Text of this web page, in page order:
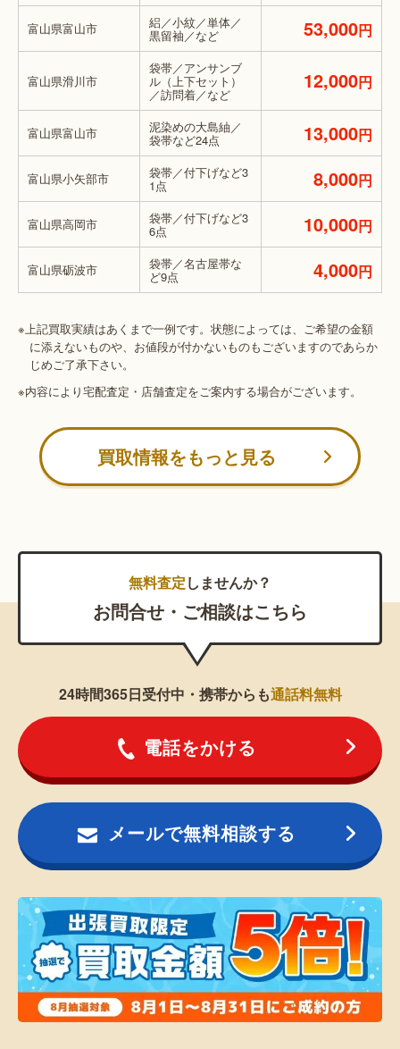
富山県富山市 絽／小紋／単体／
黒留袖／など 53,000円
富山県滑川市
袋帯／アンサンブ
ル（上下セット）
／訪問着／など
12,000円
富山県富山市 泥染めの大島紬／
袋帯など24点 13,000円
富山県小矢部市 袋帯／付下げなど3
1点 8,000円
富山県高岡市 袋帯／付下げなど3
6点 10,000円
富山県砺波市 袋帯／名古屋帯な
ど9点 4,000円
※上記買取実績はあくまで一例です。状態によっては、ご希望の金額
に添えないものや、お値段が付かないものもございますのであらか
じめご了承下さい。
※内容により宅配査定・店舗査定をご案内する場合がございます。
買取情報をもっと見る
無料査定しませんか？
お問合せ・ご相談はこちら
24時間365日受付中・携帯からも通話料無料
電話をかける
メールで無料相談する